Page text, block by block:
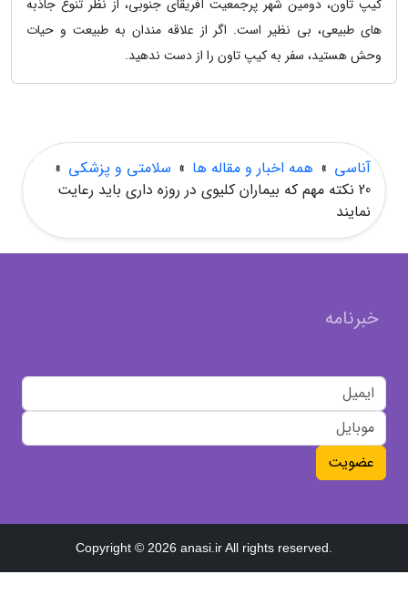
کیپ تاون، دومین شهر پرجمعیت آفریقای جنوبی، از نظر تنوع جاذبه
های طبیعی، بی نظیر است. اگر از علاقه مندان به طبیعت و حیات
وحش هستید، سفر به کیپ تاون را از دست ندهید.
آناسی » همه اخبار و مقاله ها » سلامتی و پزشکی »
20 نکته مهم که بیماران کلیوی در روزه داری باید رعایت
نمایند
خبرنامه
عضویت
Copyright © 2026 anasi.ir All rights reserved.